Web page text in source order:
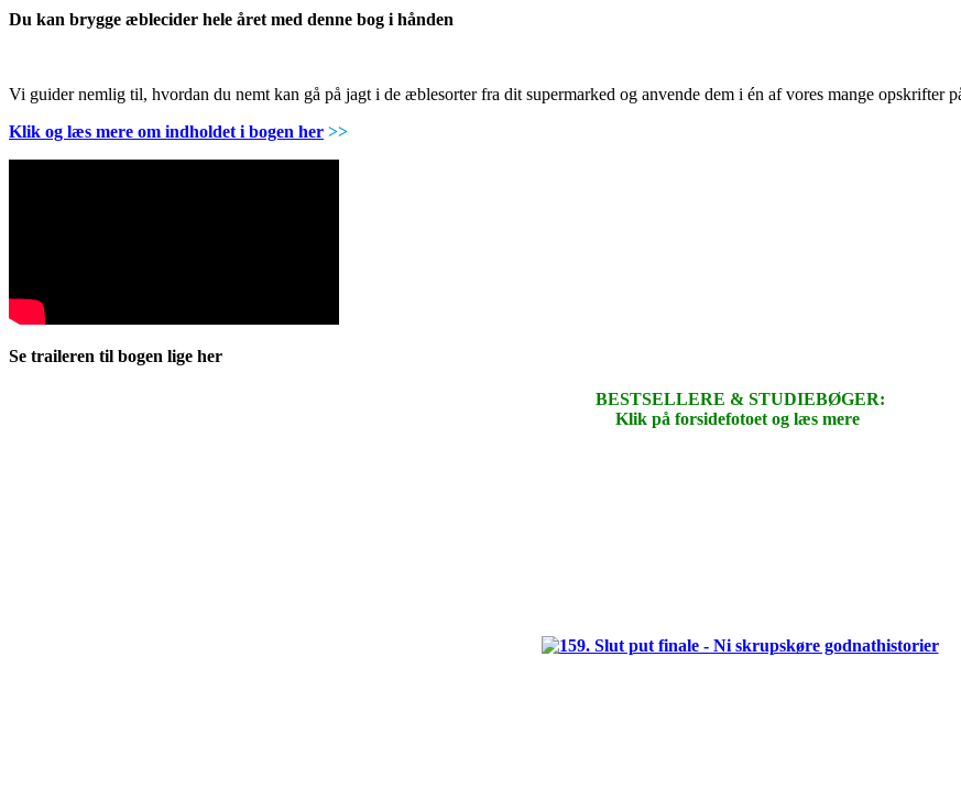
Du kan brygge æblecider hele året med denne bog i hånden
Vi guider nemlig til, hvordan du nemt kan gå på jagt i de æblesorter fra dit supermarked og anvende dem i én af vores mange opskrifter
Klik og læs mere om indholdet i bogen her >>
Se traileren til bogen lige her
BESTSELLERE & STUDIEBØGER:
Klik på forsidefotoet og læs mere